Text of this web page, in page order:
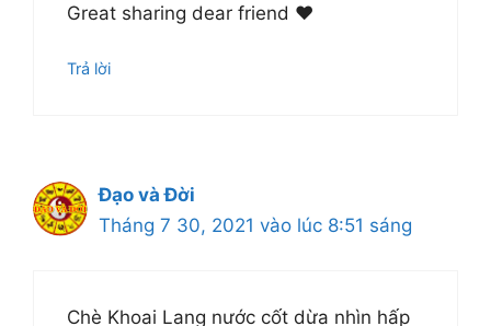
Great sharing dear friend ❤️
Trả lời
Đạo và Đời
Tháng 7 30, 2021 vào lúc 8:51 sáng
Chè Khoai Lang nước cốt dừa nhìn hấp